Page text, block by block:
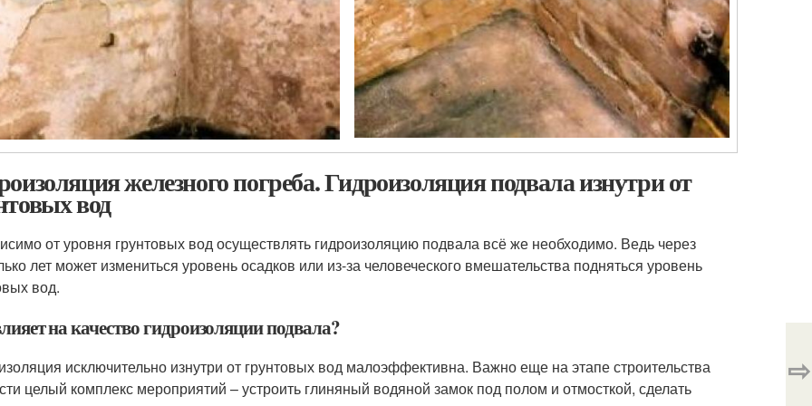
железного погреба. Гидроизоляция подвала изнутри от
вод
от уровня грунтовых вод осуществлять гидроизоляцию подвала всё же необходимо. Ведь через
лет может измениться уровень осадков или из-за человеческого вмешательства подняться уровень
вод.
на качество гидроизоляции подвала?
исключительно изнутри от грунтовых вод малоэффективна. Важно еще на этапе строительства
целый комплекс мероприятий – устроить глиняный водяной замок под полом и отмосткой, сделать
⇨